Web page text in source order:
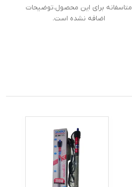
متاسفانه برای این محصول،توضیحات
اضافه نشده است.